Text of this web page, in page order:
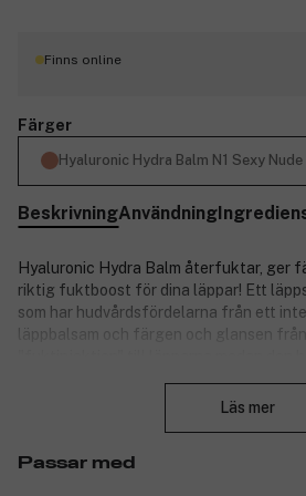
Finns online
Färger
Hyaluronic Hydra Balm N1 Sexy
BeskrivningAnvändning
Hyaluronic Hydra Balm återfuktar, ger
riktig fuktboost för dina läppar! Ett
som har hudvårdsfördelarna från ett
läppbalsam och färgen och glansen
skydd ger det försvar som krävs för
En vårdande formula med unik
Läs mer
Passar med